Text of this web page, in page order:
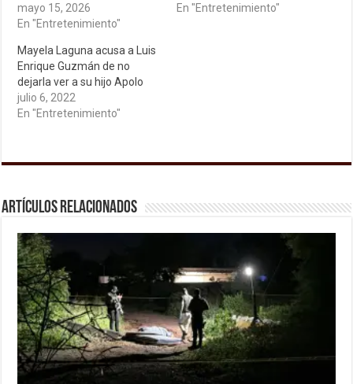
mayo 15, 2026
En "Entretenimiento"
En "Entretenimiento"
Mayela Laguna acusa a Luis
Enrique Guzmán de no
dejarla ver a su hijo Apolo
julio 6, 2022
En "Entretenimiento"
Artículos relacionados